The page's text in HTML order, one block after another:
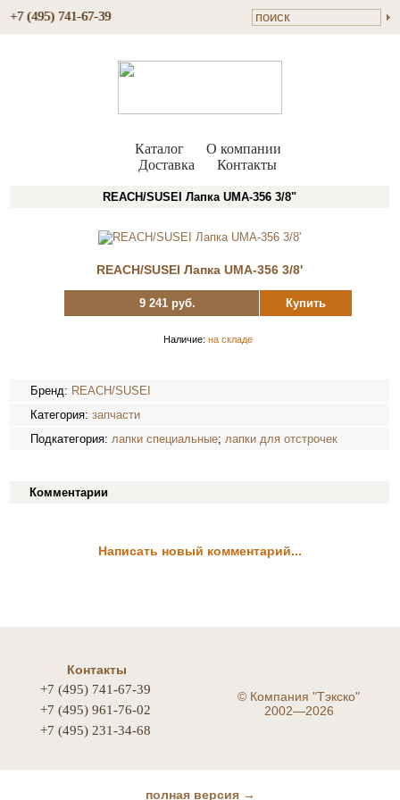
+7 (495) 741-67-39
Каталог
О компании
Доставка
Контакты
REACH/SUSEI Лапка UMA-356 3/8"
REACH/SUSEI Лапка UMA-356 3/8'
9 241 руб. Купить
Наличие: на складе
Бренд: REACH/SUSEI
Категория:запчасти
Подкатегория:лапки специальные;лапки для отстрочек
Комментарии
Написать новый комментарий...
Контакты
+7 (495) 741-67-39
+7 (495) 961-76-02
+7 (495) 231-34-68
© Компания "Тэкско"
2002—2026
полная версия →